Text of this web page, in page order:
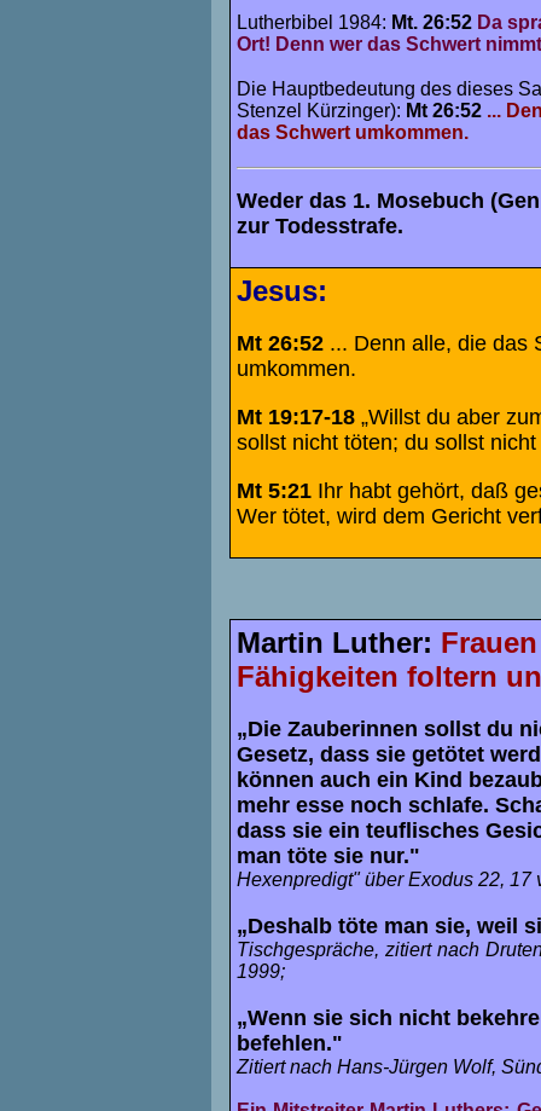
Lutherbibel 1984: Mt. 26:52 Da
Ort! Denn wer das Schwert
Die Hauptbedeutung des dieses
Stenzel Kürzinger): Mt 26:52 ...
das Schwert umkommen.
Weder das 1. Mosebuch
zur Todesstrafe.
Jesus:
Mt 26:52 ... Denn alle, die das
umkommen.
Mt 19:17-18 „Willst du aber
sollst nicht töten; du sollst
Mt 5:21 Ihr habt gehört, daß
Wer tötet, wird dem Gericht
Martin Luther:
Fähigkeiten foltern
„Die Zauberinnen sollst du
Gesetz, dass sie getötet
können auch ein Kind
mehr esse noch schlafe.
dass sie ein teuflisches
man töte sie nur."
Hexenpredigt" über Exodus 22, 17
„Deshalb töte man sie, weil
Tischgespräche, zitiert nach
1999;
„Wenn sie sich nicht
befehlen."
Zitiert nach Hans-Jürgen Wolf,